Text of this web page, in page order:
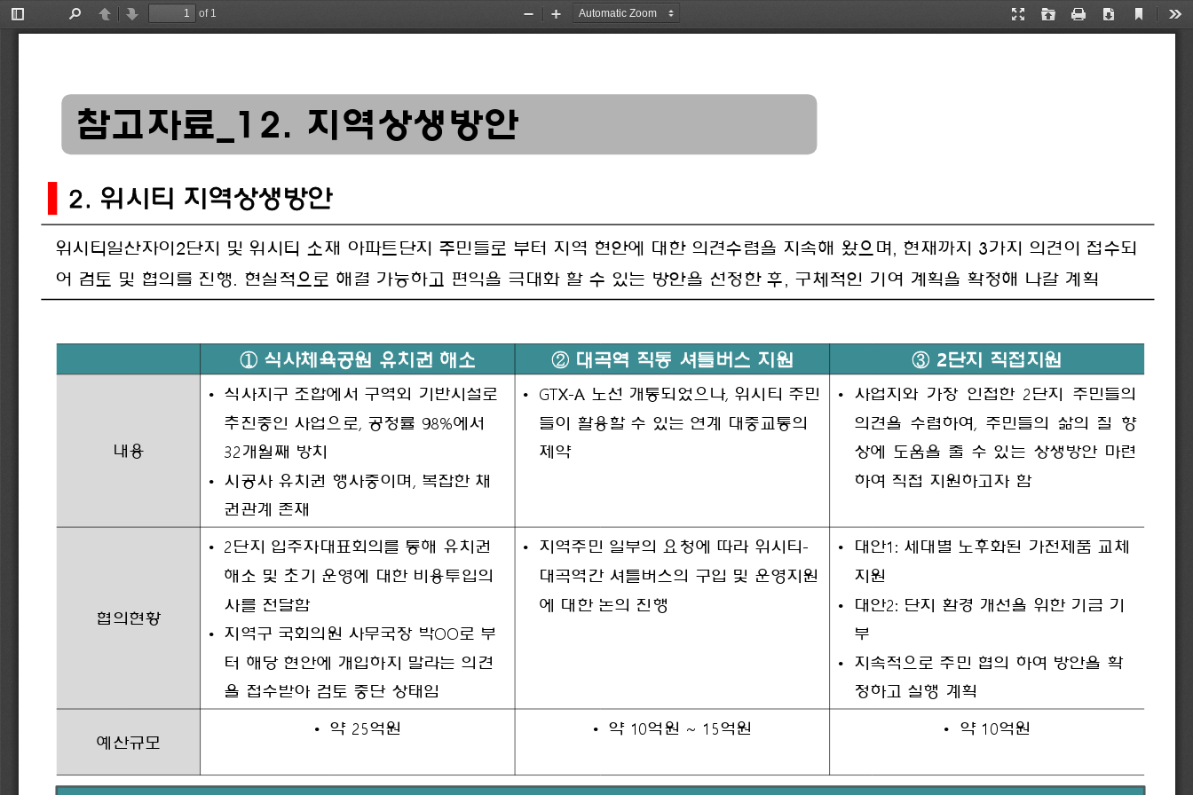
Toggle
Sidebar
PreviousNext
of 1
Presentation
Mode
Open Print Download
Current
View
Zoom
Out
Zoom
In
참고자료 _12. 지역상생방안
2. 위시티 지역상생방안
위시티일산자이2단지 및 위시티 소재 아파트단지 주민들로 부터 지역 현안에 대한 의견수렴을 지속해 왔으며 현재까지 3가지 의견이 접수되
어 검토 및 협의를 진행 현실적으로 해결 가능하고 편익을 극대화 할 수 있는 방안을 선정한 후 구체적인 기여 계획을 확정해 나갈 계획
① 식사체육공원 유치권 해소 ② 대곡역 직통 셔틀버스 지원 ③ 2단지 직접지원
내용
• 식사지구 조합에서 구역외 기반시설로
추진중인 사업으로 공정률 98%에서
32 개월째 방치
•
시공사 유치권 행사중이며 복잡한 채
권관계 존재
• GTX-A 노선 개통되었으나, 위시티 주민
들이 활용할 수 있는 연계 대중교통의
제약
• 사업지와 가장 인접한 2 단지
주민들의
의견을 수렴하여 주민들의 삶의 질
향
상에
도움을 줄 수 있는 상생방안 마련
하여 직접 지원하고자 함
협의현황
• 2 단지 입주자대표회의를 통해 유치권
해소 및 초기 운영에 대한 비용투입의
사를 전달함
•
지역구 국회의원 사무국장 박OO로 부
터 해당 현안에 개입하지 말라는 의견
을 접수받아 검토 중단 상태임
• 지역주민 일부의 요청에 따라 위시티 -
대곡역간 셔틀버스의 구입 및 운영지원
에
대한 논의 진행
• 대안1: 세대별 노후화된 가전제품 교체
지원
•
대안2: 단지 환경 개선을 위한 기금 기
부
•
지속적으로 주민 협의 하여 방안을 확
정하고 실행 계획
예산규모
• 약 25억원 • 약 10억원 ~ 15억원 • 약 10억원